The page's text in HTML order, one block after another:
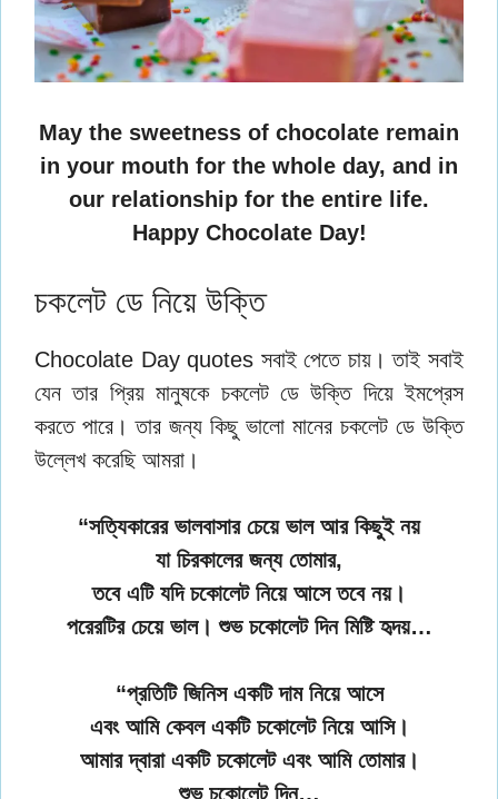
May the sweetness of chocolate remain
in your mouth for the whole day, and in
our relationship for the entire life.
Happy Chocolate Day!
চকলেট ডে নিয়ে উক্তি
Chocolate Day quotes সবাই পেতে চায়। তাই সবাই
যেন তার প্রিয় মানুষকে চকলেট ডে উক্তি দিয়ে ইমপ্রেস
করতে পারে। তার জন্য কিছু ভালো মানের চকলেট ডে উক্তি
উল্লেখ করেছি আমরা।
“সত্যিকারের ভালবাসার চেয়ে ভাল আর কিছুই নয়
যা চিরকালের জন্য তোমার,
তবে এটি যদি চকোলেট নিয়ে আসে তবে নয়।
পরেরটির চেয়ে ভাল। শুভ চকোলেট দিন মিষ্টি হৃদয়…
“প্রতিটি জিনিস একটি দাম নিয়ে আসে
এবং আমি কেবল একটি চকোলেট নিয়ে আসি।
আমার দ্বারা একটি চকোলেট এবং আমি তোমার।
শুভ চকোলেট দিন…